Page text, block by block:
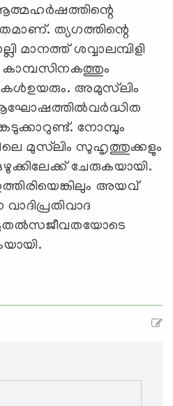
ത്യഗത്തിന്റെ
മാനത്ത് ശവ്വാലമ്പിളി
അമുസ്‌ലിം
നോമ്പും
മുസ്‌ലിം സുഹൃത്തുക്കളും
ചേരുകയായി.
അയവ്